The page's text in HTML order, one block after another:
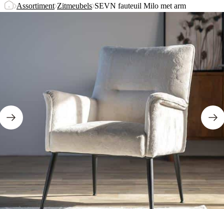
Assortiment Zitmeubels SEVN fauteuil Milo met arm